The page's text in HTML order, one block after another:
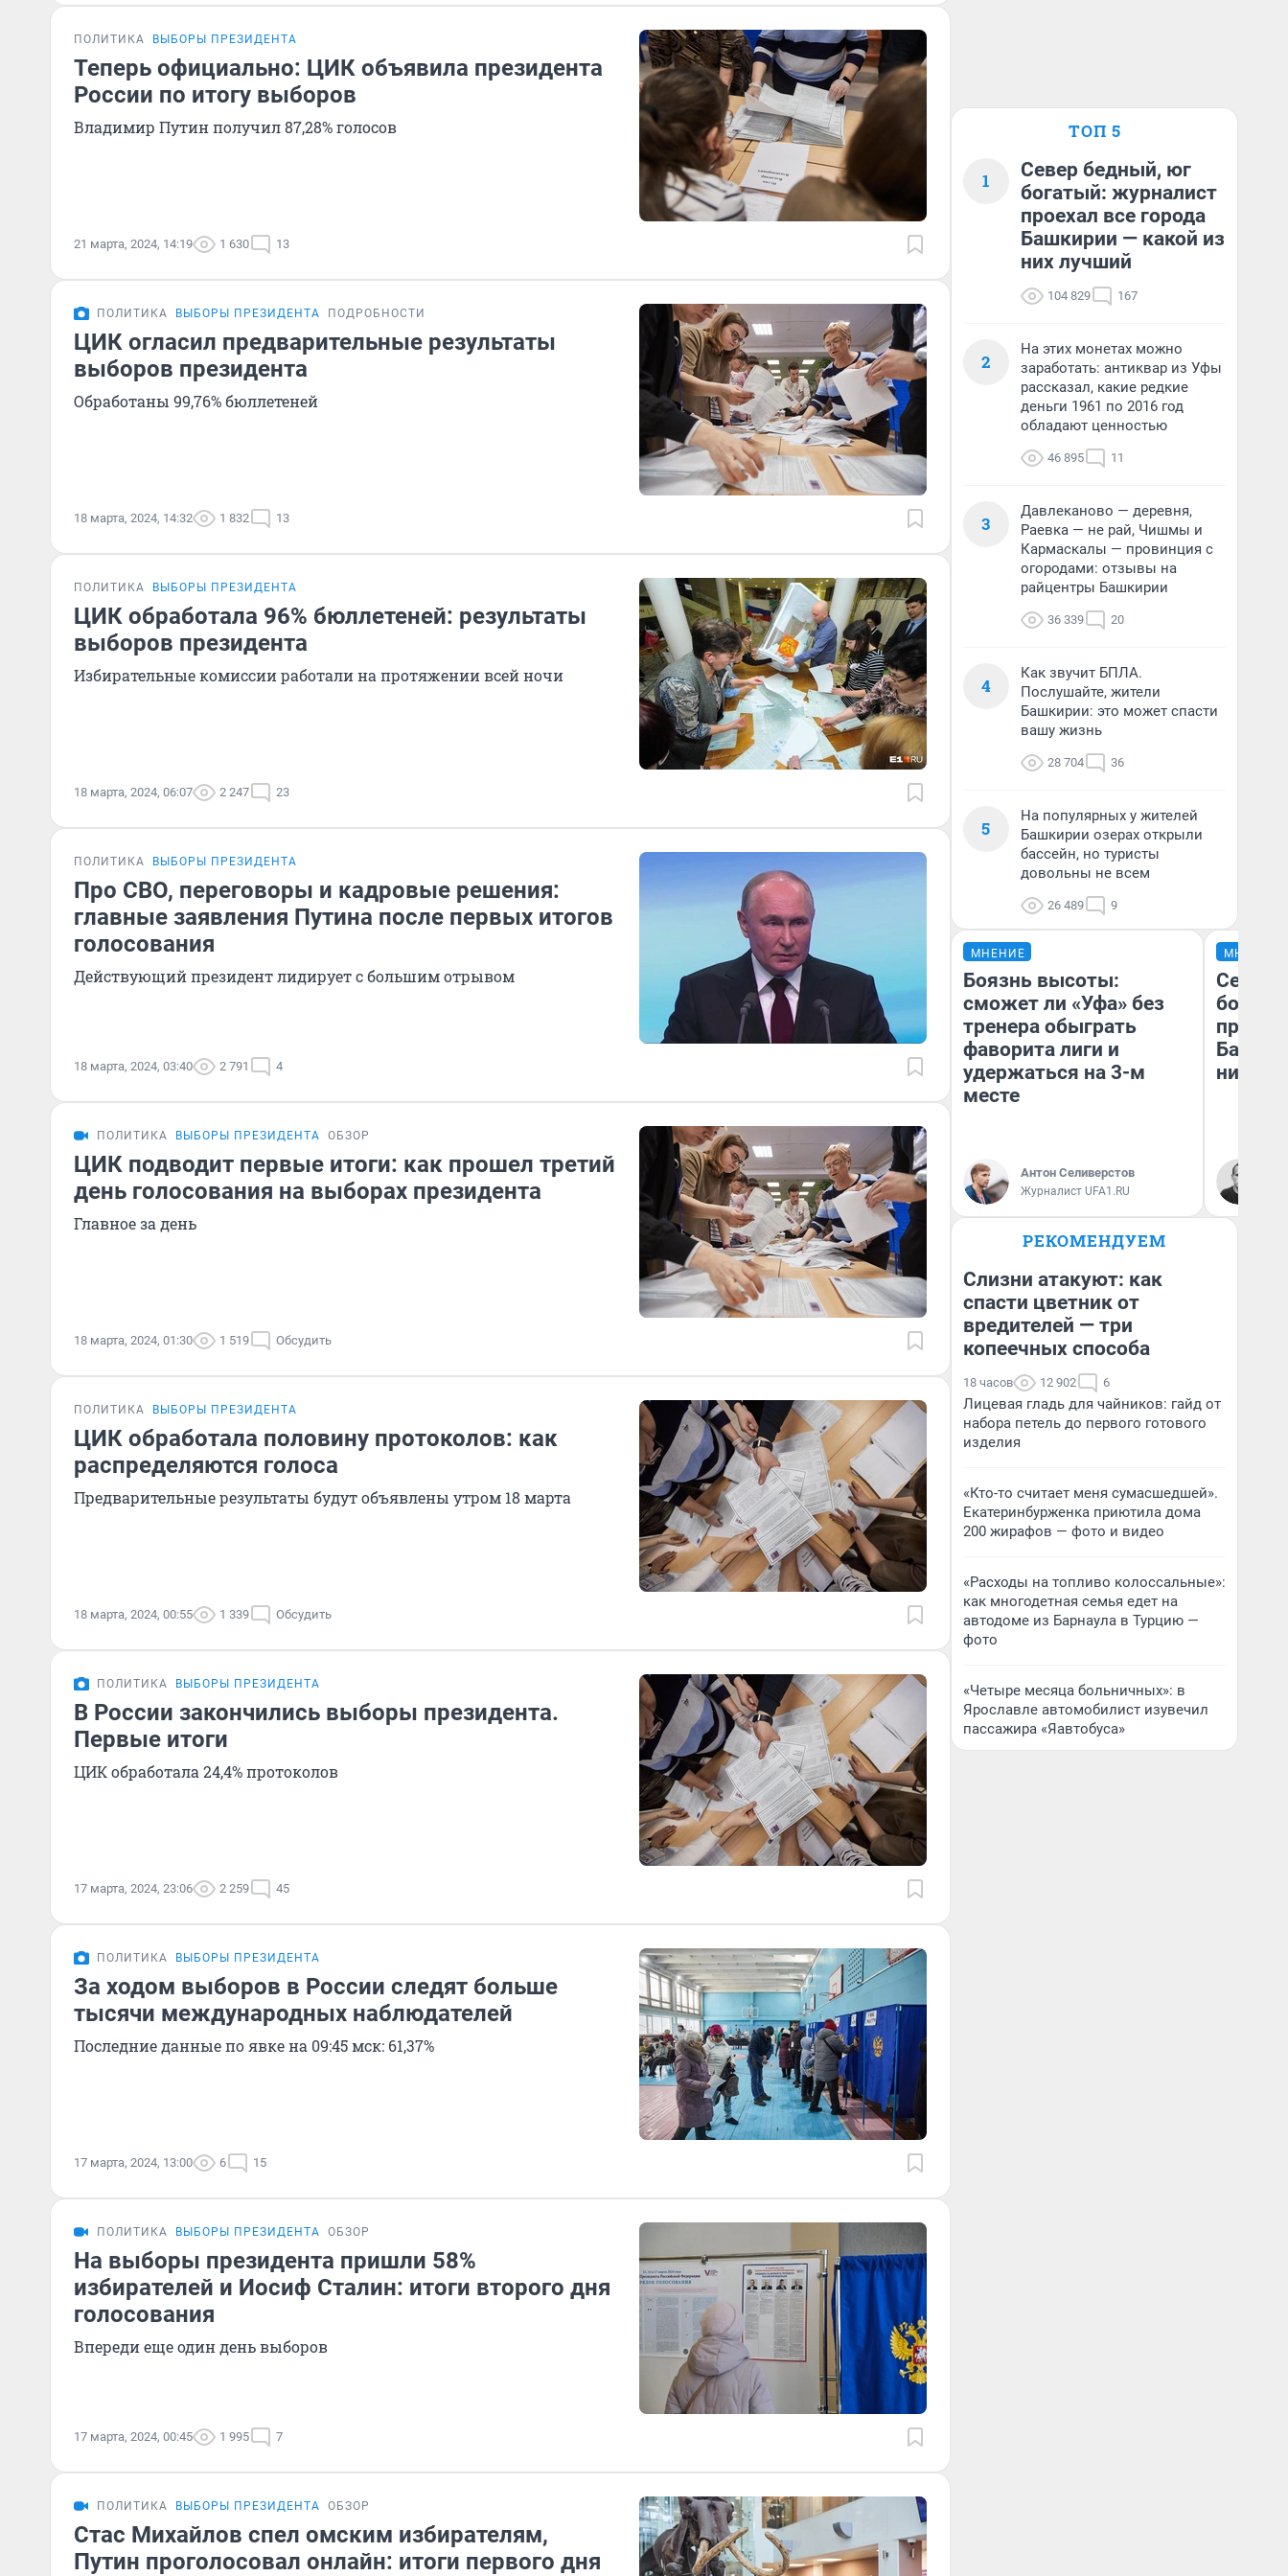
ПОЛИТИКА ВЫБОРЫ ПРЕЗИДЕНТА
Теперь официально: ЦИК объявила президента
России по итогу выборов
Владимир Путин получил 87,28% голосов
21 марта, 2024, 14:19 1 630 13
ПОЛИТИКА ВЫБОРЫ ПРЕЗИДЕНТА ПОДРОБНОСТИ
ЦИК огласил предварительные результаты
выборов президента
Обработаны 99,76% бюллетеней
18 марта, 2024, 14:32 1 832 13
ПОЛИТИКА ВЫБОРЫ ПРЕЗИДЕНТА
ЦИК обработала 96% бюллетеней: результаты
выборов президента
Избирательные комиссии работали на протяжении всей ночи
18 марта, 2024, 06:07 2 247 23
ПОЛИТИКА ВЫБОРЫ ПРЕЗИДЕНТА
Про СВО, переговоры и кадровые решения:
главные заявления Путина после первых итогов
голосования
Действующий президент лидирует с большим отрывом
18 марта, 2024, 03:40 2 791 4
ПОЛИТИКА ВЫБОРЫ ПРЕЗИДЕНТА ОБЗОР
ЦИК подводит первые итоги: как прошел третий
день голосования на выборах президента
Главное за день
18 марта, 2024, 01:30 1 519 Обсудить
ПОЛИТИКА ВЫБОРЫ ПРЕЗИДЕНТА
ЦИК обработала половину протоколов: как
распределяются голоса
Предварительные результаты будут объявлены утром 18 марта
18 марта, 2024, 00:55 1 339 Обсудить
ПОЛИТИКА ВЫБОРЫ ПРЕЗИДЕНТА
В России закончились выборы президента.
Первые итоги
ЦИК обработала 24,4% протоколов
17 марта, 2024, 23:06 2 259 45
ПОЛИТИКА ВЫБОРЫ ПРЕЗИДЕНТА
За ходом выборов в России следят больше
тысячи международных наблюдателей
Последние данные по явке на 09:45 мск: 61,37%
17 марта, 2024, 13:00 6 15
ПОЛИТИКА ВЫБОРЫ ПРЕЗИДЕНТА ОБЗОР
На выборы президента пришли 58%
избирателей и Иосиф Сталин: итоги второго дня
голосования
Впереди еще один день выборов
17 марта, 2024, 00:45 1 995 7
ПОЛИТИКА ВЫБОРЫ ПРЕЗИДЕНТА ОБЗОР
Стас Михайлов спел омским избирателям,
Путин проголосовал онлайн: итоги первого дня
ТОП 5
1
Север бедный, юг
богатый: журналист
проехал все города
Башкирии — какой из
них лучший
104 829 167
2
На этих монетах можно
заработать: антиквар из Уфы
рассказал, какие редкие
деньги 1961 по 2016 год
обладают ценностью
46 895 11
3
Давлеканово — деревня,
Раевка — не рай, Чишмы и
Кармаскалы — провинция с
огородами: отзывы на
райцентры Башкирии
36 339 20
4
Как звучит БПЛА.
Послушайте, жители
Башкирии: это может спасти
вашу жизнь
28 704 36
5
На популярных у жителей
Башкирии озерах открыли
бассейн, но туристы
довольны не всем
26 489 9
МНЕНИЕ
Боязнь высоты:
сможет ли «Уфа» без
тренера обыграть
фаворита лиги и
удержаться на 3-м
месте
Антон Селиверстов
Журналист UFA1.RU
МНЕНИЕ
Север
них
РЕКОМЕНДУЕМ
Слизни атакуют: как
спасти цветник от
вредителей — три
копеечных способа
18 часов 12 902 6
Лицевая гладь для чайников: гайд от
набора петель до первого готового
изделия
«Кто-то считает меня сумасшедшей».
Екатеринбурженка приютила дома
200 жирафов — фото и видео
«Расходы на топливо колоссальные»:
как многодетная семья едет на
автодоме из Барнаула в Турцию —
фото
«Четыре месяца больничных»: в
Ярославле автомобилист изувечил
пассажира «Яавтобуса»